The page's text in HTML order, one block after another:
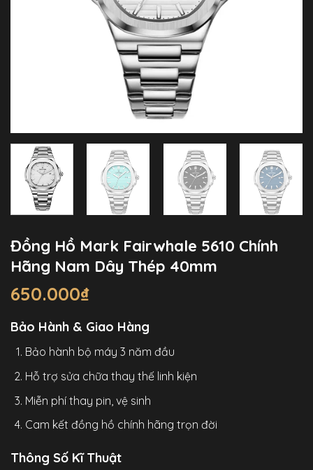
Đồng Hồ Mark Fairwhale 5610 Chính
Hãng Nam Dây Thép 40mm
650.000₫
Bảo Hành & Giao Hàng
Bảo hành bộ máy 3 năm đầu
Hỗ trợ sửa chữa thay thế linh kiện
Miễn phí thay pin, vệ sinh
Cam kết đồng hồ chính hãng trọn đời
Thông Số Kĩ Thuật